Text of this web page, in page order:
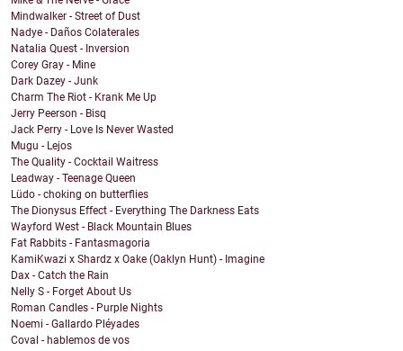
Mindwalker - Street of Dust
Nadye - Daños Colaterales
Natalia Quest - Inversion
Corey Gray - Mine
Dark Dazey - Junk
Charm The Riot - Krank Me Up
Jerry Peerson - Bisq
Jack Perry - Love Is Never Wasted
Mugu - Lejos
The Quality - Cocktail Waitress
Leadway - Teenage Queen
Lüdo - choking on butterflies
The Dionysus Effect - Everything The Darkness Eats
Wayford West - Black Mountain Blues
Fat Rabbits - Fantasmagoria
KamiKwazi x Shardz x Oake (Oaklyn Hunt) - Imagine
Dax - Catch the Rain
Nelly S - Forget About Us
Roman Candles - Purple Nights
Noemi - Gallardo Pléyades
Coval - hablemos de vos